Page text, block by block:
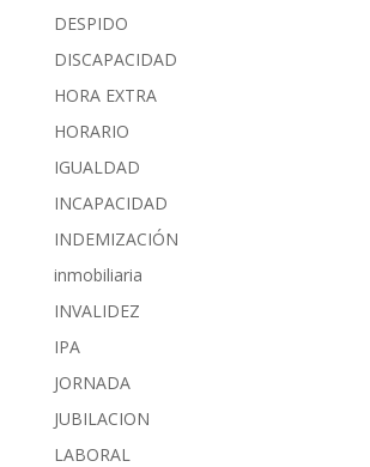
DESPIDO
DISCAPACIDAD
HORA EXTRA
HORARIO
IGUALDAD
INCAPACIDAD
INDEMIZACIÓN
inmobiliaria
INVALIDEZ
IPA
JORNADA
JUBILACION
LABORAL